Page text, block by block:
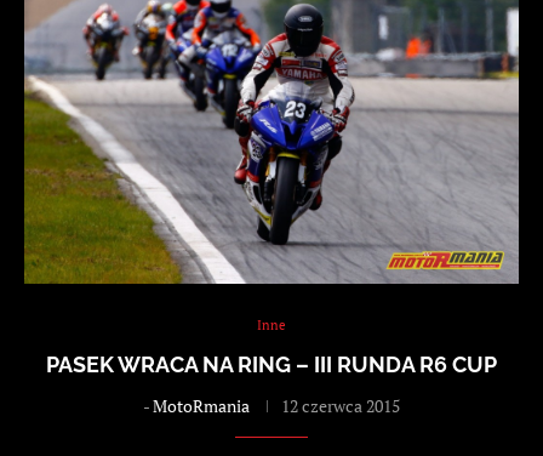
Inne
PASEK WRACA NA RING – III RUNDA R6 CUP
-MotoRmania 12 czerwca 2015